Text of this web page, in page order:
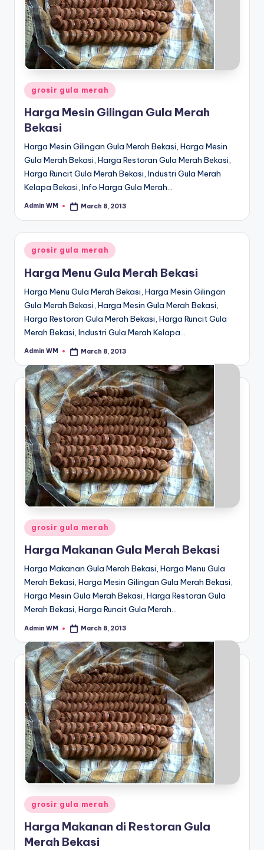
Posted
in
grosir gula merah
Harga Mesin Gilingan Gula Merah
Bekasi
Harga Mesin Gilingan Gula Merah Bekasi, Harga Mesin
Gula Merah Bekasi, Harga Restoran Gula Merah Bekasi,
Harga Runcit Gula Merah Bekasi, Industri Gula Merah
Kelapa Bekasi, Info Harga Gula Merah…
Posted
Admin WM March 8, 2013
Posted
grosir gula merah
Harga Menu Gula Merah Bekasi
Harga Menu Gula Merah Bekasi, Harga Mesin Gilingan
Gula Merah Bekasi, Harga Mesin Gula Merah Bekasi,
Harga Restoran Gula Merah Bekasi, Harga Runcit Gula
Merah Bekasi, Industri Gula Merah Kelapa…
Posted
Admin WM March 8, 2013
Posted
in
grosir gula merah
Harga Makanan Gula Merah Bekasi
Harga Makanan Gula Merah Bekasi, Harga Menu Gula
Merah Bekasi, Harga Mesin Gilingan Gula Merah Bekasi,
Harga Mesin Gula Merah Bekasi, Harga Restoran Gula
Merah Bekasi, Harga Runcit Gula Merah…
Posted
Admin WM March 8, 2013
Posted
in
grosir gula merah
Harga Makanan di Restoran Gula
Merah Bekasi